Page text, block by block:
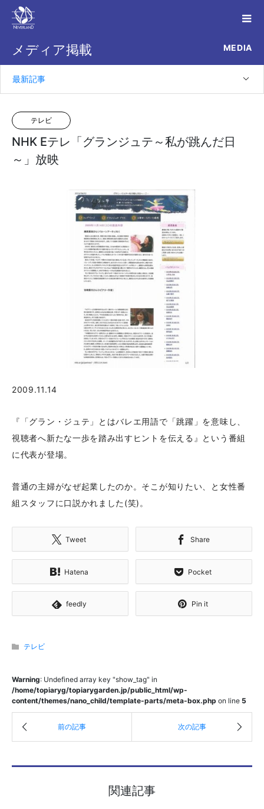
メディア掲載 MEDIA
最新記事
テレビ
NHK Eテレ「グランジュテ～私が跳んだ日
～」放映
2009.11.14
『「グラン・ジュテ」とはバレエ用語で「跳躍」を意味し、
視聴者へ新たな一歩を踏み出すヒントを伝える』という番組
に代表が登場。
普通の主婦がなぜ起業したのか。そこが知りたい、と女性番
組スタッフに口説かれました(笑)。
Tweet Share
Hatena Pocket
feedly Pin it
テレビ
Warning: Undefined array key "show_tag" in
/home/topiaryg/topiarygarden.jp/public_html/wp-
content/themes/nano_child/template-parts/meta-box.php on line 5
関連記事